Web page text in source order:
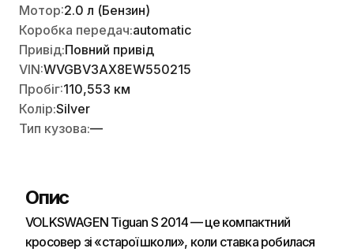
Мотор:2.0 л (Бензин)
Коробка передач:automatic
Привід:Повний привід
VIN:WVGBV3AX8EW550215
Пробіг:110,553 км
Колір:Silver
Тип кузова:—
Опис
VOLKSWAGEN Tiguan S 2014 — це компактний
кросовер зі «старої школи», коли ставка робилася